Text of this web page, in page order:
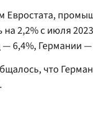
Евростата,
на 2,2% с июля
— 6,4%, Германии —
что